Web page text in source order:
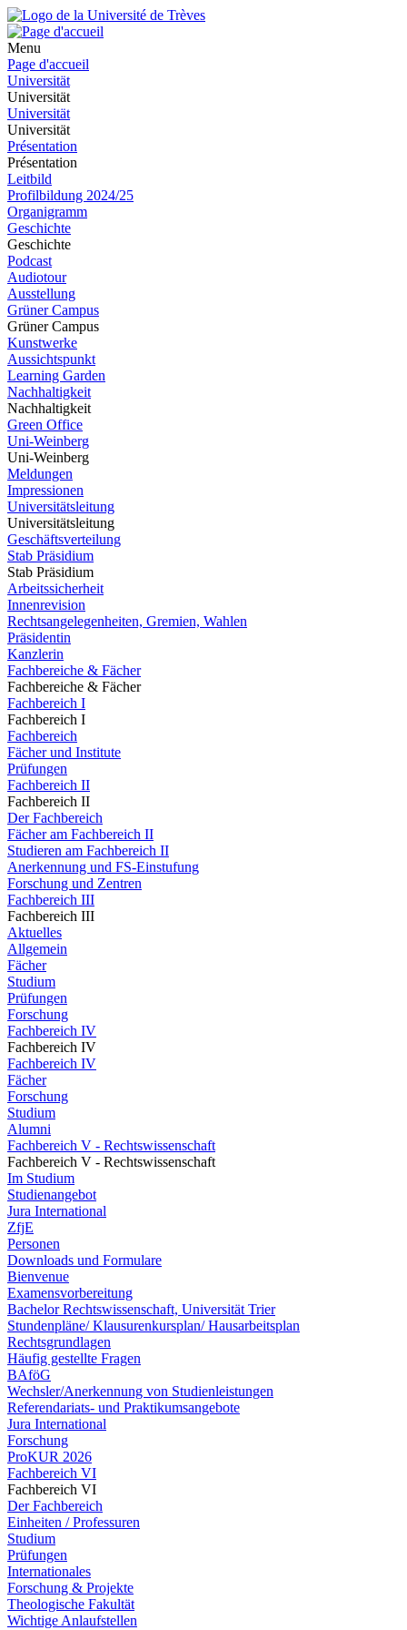
Menu
Page d'accueil
Universität
Universität
Universität
Universität
Présentation
Présentation
Leitbild
Profilbildung 2024/25
Organigramm
Geschichte
Geschichte
Podcast
Audiotour
Ausstellung
Grüner Campus
Grüner Campus
Kunstwerke
Aussichtspunkt
Learning Garden
Nachhaltigkeit
Nachhaltigkeit
Green Office
Uni-Weinberg
Uni-Weinberg
Meldungen
Impressionen
Universitätsleitung
Universitätsleitung
Geschäftsverteilung
Stab Präsidium
Stab Präsidium
Arbeitssicherheit
Innenrevision
Rechtsangelegenheiten, Gremien, Wahlen
Präsidentin
Kanzlerin
Fachbereiche & Fächer
Fachbereiche & Fächer
Fachbereich I
Fachbereich I
Fachbereich
Fächer und Institute
Prüfungen
Fachbereich II
Fachbereich II
Der Fachbereich
Fächer am Fachbereich II
Studieren am Fachbereich II
Anerkennung und FS-Einstufung
Forschung und Zentren
Fachbereich III
Fachbereich III
Aktuelles
Allgemein
Fächer
Studium
Prüfungen
Forschung
Fachbereich IV
Fachbereich IV
Fachbereich IV
Fächer
Forschung
Studium
Alumni
Fachbereich V - Rechtswissenschaft
Fachbereich V - Rechtswissenschaft
Im Studium
Studienangebot
Jura International
ZfjE
Personen
Downloads und Formulare
Bienvenue
Examensvorbereitung
Bachelor Rechtswissenschaft, Universität Trier
Stundenpläne/ Klausurenkursplan/ Hausarbeitsplan
Rechtsgrundlagen
Häufig gestellte Fragen
BAföG
Wechsler/Anerkennung von Studienleistungen
Referendariats- und Praktikumsangebote
Jura International
Forschung
ProKUR 2026
Fachbereich VI
Fachbereich VI
Der Fachbereich
Einheiten / Professuren
Studium
Prüfungen
Internationales
Forschung & Projekte
Theologische Fakultät
Wichtige Anlaufstellen